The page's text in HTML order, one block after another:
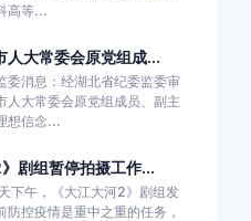
高等...
人大常委会原党组成...
委消息：经湖北省纪委监委审
人大常委会原党组成员、副主
想信念...
》剧组暂停拍摄工作...
下午，《大江大河2》剧组发
防控疫情是重中之重的任务，